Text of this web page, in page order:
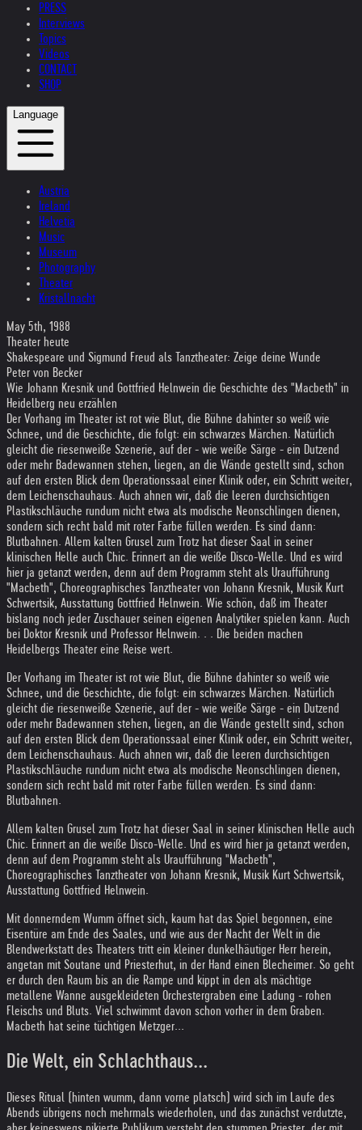
PRESS
Interviews
Topics
Videos
CONTACT
SHOP
Language
Austria
Ireland
Helvetia
Music
Museum
Photography
Theater
Kristallnacht
May 5th, 1988
Theater heute
Shakespeare und Sigmund Freud als Tanztheater: Zeige deine Wunde
Peter von Becker
Wie Johann Kresnik und Gottfried Helnwein die Geschichte des "Macbeth" in
Heidelberg neu erzählen
Der Vorhang im Theater ist rot wie Blut, die Bühne dahinter so weiß wie
Schnee, und die Geschichte, die folgt: ein schwarzes Märchen. Natürlich
gleicht die riesenweiße Szenerie, auf der - wie weiße Särge - ein Dutzend
oder mehr Badewannen stehen, liegen, an die Wände gestellt sind, schon
auf den ersten Blick dem Operationssaal einer Klinik oder, ein Schritt weiter,
dem Leichenschauhaus. Auch ahnen wir, daß die leeren durchsichtigen
Plastikschläuche rundum nicht etwa als modische Neonschlingen dienen,
sondern sich recht bald mit roter Farbe füllen werden. Es sind dann:
Blutbahnen. Allem kalten Grusel zum Trotz hat dieser Saal in seiner
klinischen Helle auch Chic. Erinnert an die weiße Disco-Welle. Und es wird
hier ja getanzt werden, denn auf dem Programm steht als Uraufführung
"Macbeth", Choreographisches Tanztheater von Johann Kresnik, Musik Kurt
Schwertsik, Ausstattung Gottfried Helnwein. Wie schön, daß im Theater
bislang noch jeder Zuschauer seinen eigenen Analytiker spielen kann. Auch
bei Doktor Kresnik und Professor Helnwein. . . Die beiden machen
Heidelbergs Theater eine Reise wert.
Der Vorhang im Theater ist rot wie Blut, die Bühne dahinter so weiß wie
Schnee, und die Geschichte, die folgt: ein schwarzes Märchen. Natürlich
gleicht die riesenweiße Szenerie, auf der - wie weiße Särge - ein Dutzend
oder mehr Badewannen stehen, liegen, an die Wände gestellt sind, schon
auf den ersten Blick dem Operationssaal einer Klinik oder, ein Schritt weiter,
dem Leichenschauhaus. Auch ahnen wir, daß die leeren durchsichtigen
Plastikschläuche rundum nicht etwa als modische Neonschlingen dienen,
sondern sich recht bald mit roter Farbe füllen werden. Es sind dann:
Blutbahnen.
Allem kalten Grusel zum Trotz hat dieser Saal in seiner klinischen Helle auch
Chic. Erinnert an die weiße Disco-Welle. Und es wird hier ja getanzt werden,
denn auf dem Programm steht als Uraufführung "Macbeth",
Choreographisches Tanztheater von Johann Kresnik, Musik Kurt Schwertsik,
Ausstattung Gottfried Helnwein.
Mit donnerndem Wumm öffnet sich, kaum hat das Spiel begonnen, eine
Eisentüre am Ende des Saales, und wie aus der Nacht der Welt in die
Blendwerkstatt des Theaters tritt ein kleiner dunkelhäutiger Herr herein,
angetan mit Soutane und Priesterhut, in der Hand einen Blecheimer. So geht
er durch den Raum bis an die Rampe und kippt in den als mächtige
metallene Wanne ausgekleideten Orchestergraben eine Ladung - rohen
Fleischs und Bluts. Viel schwimmt davon schon vorher in dem Graben.
Macbeth hat seine tüchtigen Metzger...
Die Welt, ein Schlachthaus...
Dieses Ritual (hinten wumm, dann vorne platsch) wird sich im Laufe des
Abends übrigens noch mehrmals wiederholen, und das zunächst verdutzte,